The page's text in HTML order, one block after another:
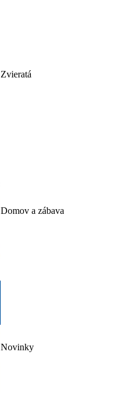
Zvieratá
Domov a zábava
Novinky